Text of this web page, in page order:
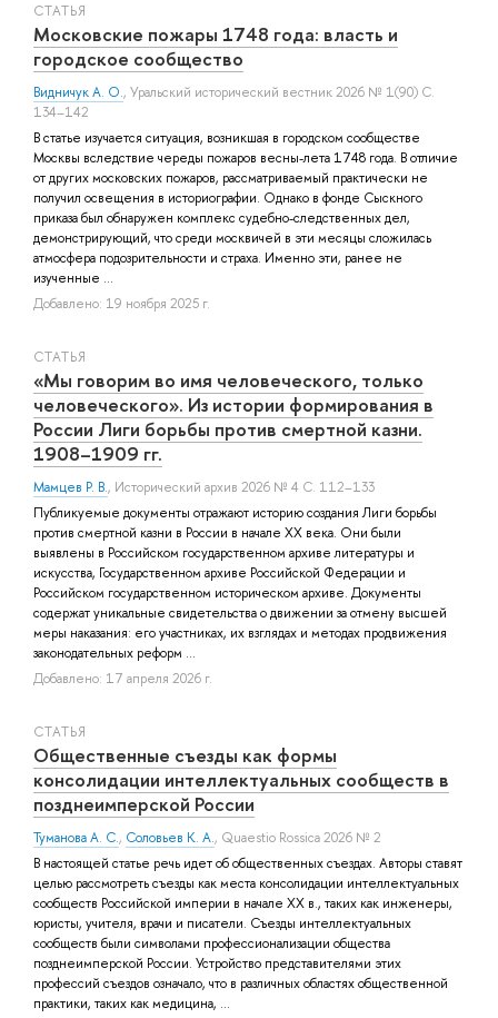
СТАТЬЯ
Московские пожары 1748 года: власть и
городское сообщество
Видничук А. О., Уральский исторический вестник 2026 № 1(90) С.
134–142
В статье изучается ситуация, возникшая в городском сообществе
Москвы вследствие череды пожаров весны-лета 1748 года. В отличие
от других московских пожаров, рассматриваемый практически не
получил освещения в историографии. Однако в фонде Сыскного
приказа был обнаружен комплекс судебно-следственных дел,
демонстрирующий, что среди москвичей в эти месяцы сложилась
атмосфера подозрительности и страха. Именно эти, ранее не
изученные ...
Добавлено: 19 ноября 2025 г.
СТАТЬЯ
«Мы говорим во имя человеческого, только
человеческого». Из истории формирования в
России Лиги борьбы против смертной казни.
1908–1909 гг.
Мамцев Р. В., Исторический архив 2026 № 4 С. 112–133
Публикуемые документы отражают историю создания Лиги борьбы
против смертной казни в России в начале XX века. Они были
выявлены в Российском государственном архиве литературы и
искусства, Государственном архиве Российской Федерации и
Российском государственном историческом архиве. Документы
содержат уникальные свидетельства о движении за отмену высшей
меры наказания: его участниках, их взглядах и методах продвижения
законодательных реформ ...
Добавлено: 17 апреля 2026 г.
СТАТЬЯ
Общественные съезды как формы
консолидации интеллектуальных сообществ в
позднеимперской России
Туманова А. С., Соловьев К. А., Quaestio Rossica 2026 № 2
В настоящей статье речь идет об общественных съездах. Авторы ставят
целью рассмотреть съезды как места консолидации интеллектуальных
сообществ Российской империи в начале XX в., таких как инженеры,
юристы, учителя, врачи и писатели. Съезды интеллектуальных
сообществ были символами профессионализации общества
позднеимперской России. Устройство представителями этих
профессий съездов означало, что в различных областях общественной
практики, таких как медицина, ...